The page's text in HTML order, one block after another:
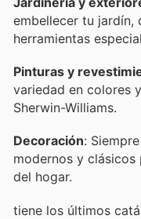
embellecer tu jardín,
herramientas
Pinturas y
variedad en colores
Sherwin-Williams.
Decoración:
modernos y clásicos
del hogar.
tiene los últimos